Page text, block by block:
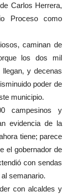
Carlos Herrera,
Proceso como
caminan de
los dos mil
y decenas
poder de
municipio.
campesinos y
evidencia de la
tiene; parece
el gobernador de
con sendas
semanario.
con alcaldes y